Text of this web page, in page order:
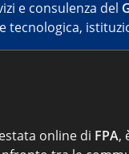
e consulenza del
tecnologica,
online di FPA,